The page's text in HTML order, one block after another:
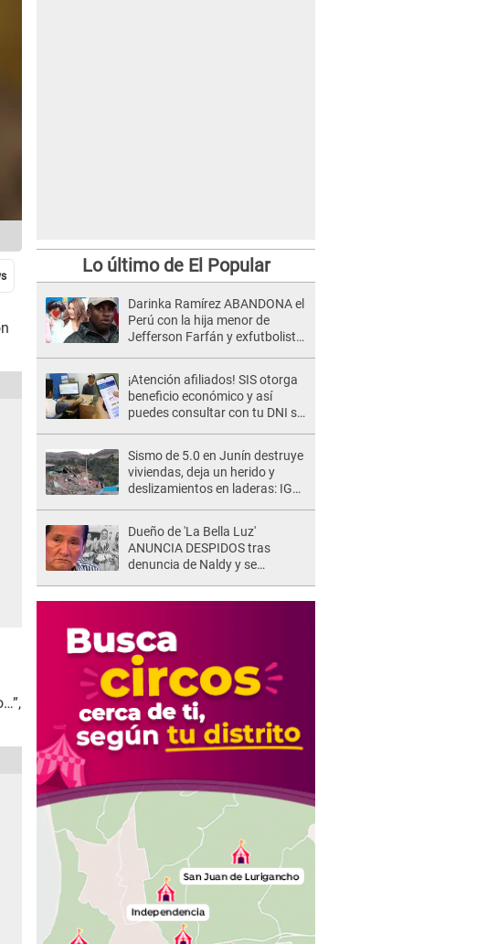
Lo último de El Popular
Darinka Ramírez ABANDONA el
Perú con la hija menor de
Jefferson Farfán y exfutbolista
¡Atención afiliados! SIS otorga
beneficio económico y así
puedes consultar con tu DNI si
Sismo de 5.0 en Junín destruye
viviendas, deja un herido y
deslizamientos en laderas: IGP
Dueño de 'La Bella Luz'
ANUNCIA DESPIDOS tras
denuncia de Naldy y se